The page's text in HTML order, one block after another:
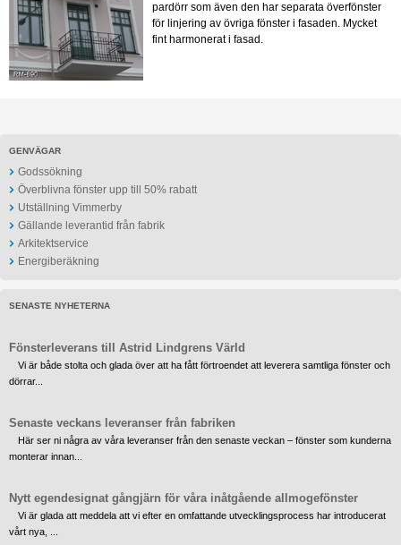
pardörr som även den har separata överfönster
för linjering av övriga fönster i fasaden. Mycket
fint harmonerat i fasad.
GENVÄGAR
Godssökning
Överblivna fönster upp till 50% rabatt
Utställning Vimmerby
Gällande leverantid från fabrik
Arkitektservice
Energiberäkning
SENASTE NYHETERNA
Fönsterleverans till Astrid Lindgrens Värld
Vi är både stolta och glada över att ha fått förtroendet att leverera samtliga fönster och
dörrar...
Senaste veckans leveranser från fabriken
Här ser ni några av våra leveranser från den senaste veckan – fönster som kunderna
monterar innan...
Nytt egendesignat gångjärn för våra inåtgående allmogefönster
Vi är glada att meddela att vi efter en omfattande utvecklingsprocess har introducerat
vårt nya, ...